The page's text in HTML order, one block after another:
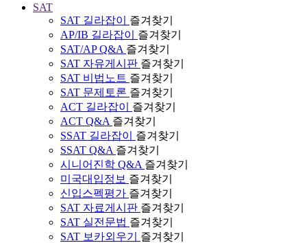
SAT
SAT 길라잡이
즐겨찾기
AP/IB 길라잡이
즐겨찾기
SAT/AP Q&A 즐겨찾기
SAT 자유게시판 즐겨찾기
SAT 비법노트 즐겨찾기
SAT 문제토론 즐겨찾기
ACT 길라잡이
즐겨찾기
ACT Q&A 즐겨찾기
SSAT 길라잡이
즐겨찾기
SSAT Q&A 즐겨찾기
시니어진학 Q&A 즐겨찾기
미국대입정보 즐겨찾기
신입스펙평가 즐겨찾기
SAT 자료게시판 즐겨찾기
SAT 실전문법 즐겨찾기
SAT 보카외우기
즐겨찾기